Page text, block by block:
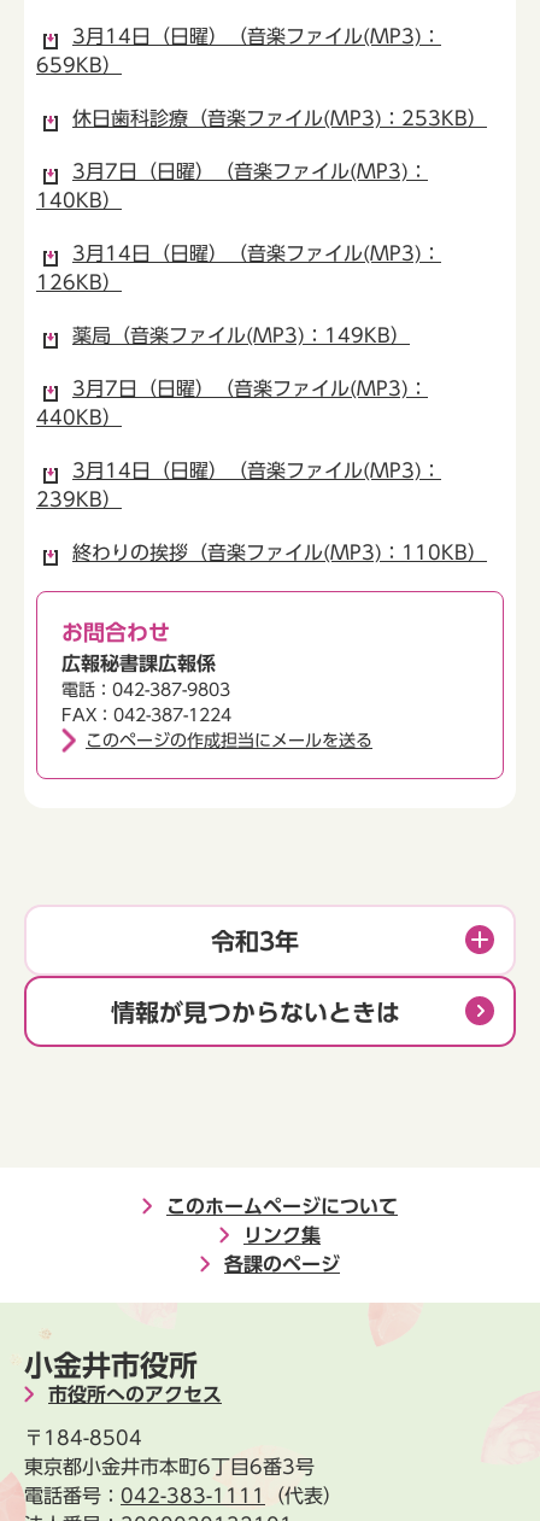
3月14日（日曜）（音楽ファイル(MP3)：
659KB）
休日歯科診療（音楽ファイル(MP3)：253KB）
3月7日（日曜）（音楽ファイル(MP3)：
140KB）
3月14日（日曜）（音楽ファイル(MP3)：
126KB）
薬局（音楽ファイル(MP3)：149KB）
3月7日（日曜）（音楽ファイル(MP3)：
440KB）
3月14日（日曜）（音楽ファイル(MP3)：
239KB）
終わりの挨拶（音楽ファイル(MP3)：110KB）
お問合わせ
広報秘書課広報係
電話：042-387-9803
FAX：042-387-1224
このページの作成担当にメールを送る
令和3年
情報が見つからないときは
このホームページについて
リンク集
各課のページ
小金井市役所
市役所へのアクセス
〒184-8504
東京都小金井市本町6丁目6番3号
電話番号： 042-383-1111
（代表）